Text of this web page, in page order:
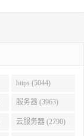
https (5044)
服务器 (3963)
云服务器 (2790)